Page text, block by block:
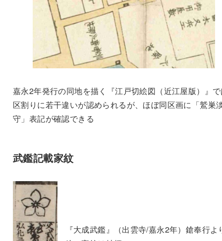
嘉永2年発行の同地を描く『江戸切絵図（近江屋版）』
区割りに若干違いが認められるが、ほぼ同区画に「鷲巣
守」表記が確認できる
武鑑記載家紋
『大成武鑑』（出雲寺/嘉永2年）鎗奉行よ